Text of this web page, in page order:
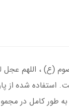
(ع) ، اللهم عجل
استفاده شده از
کامل در